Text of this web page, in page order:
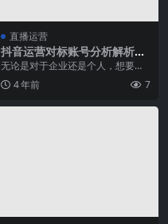
直播运营
抖音运营对标账号分析解析及
优化技巧
无论是对于企业还是个人，想要把
自己的抖音账号做好，刚开始的时
候我们都需要找到跟自...
4 年前 7